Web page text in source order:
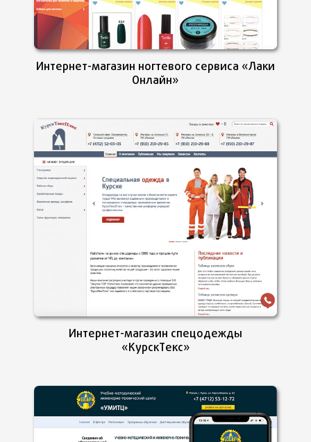
Интернет-магазин ногтевого сервиса «Лаки
Онлайн»
Интернет-магазин спецодежды
«КурскТекс»